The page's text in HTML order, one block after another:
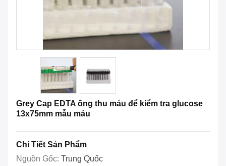
Grey Cap EDTA ống thu máu để kiểm tra glucose
13x75mm mẫu máu
Chi Tiết Sản Phẩm
Nguồn Gốc: Trung Quốc